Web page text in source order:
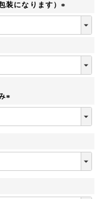
装になります）